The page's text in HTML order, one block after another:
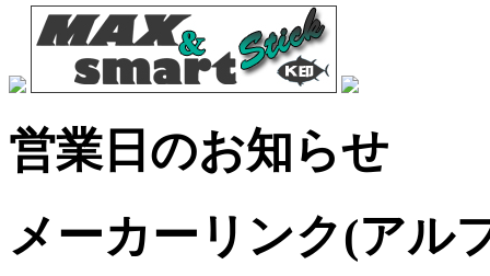
営業日のお知らせ
メーカーリンク(アル